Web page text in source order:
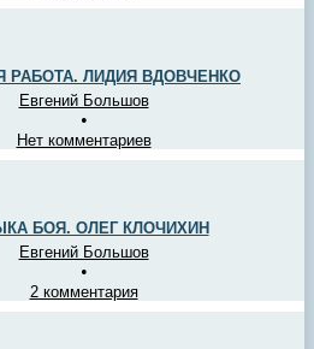
РАБОТА. ЛИДИЯ ВДОВЧЕНКО
Евгений Большов
•
Нет комментариев
БОЯ. ОЛЕГ КЛОЧИХИН
Евгений Большов
•
2 комментария